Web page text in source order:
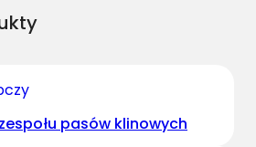
zespołu pasów klinowych